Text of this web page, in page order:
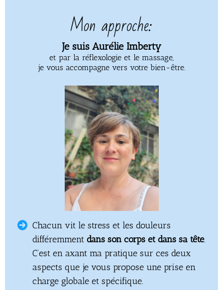
Mon approche:
Je suis Aurélie Imberty
et par la réflexologie et le massage,
je vous accompagne vers votre bien-être.
Chacun vit le stress et les douleurs
différemment dans son corps et dans sa tête.
C’est en axant ma pratique sur ces deux
aspects que je vous propose une prise en
charge globale et spécifique.